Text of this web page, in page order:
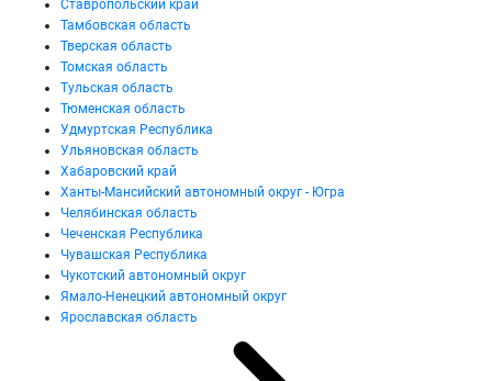
Ставропольский край
Тамбовская область
Тверская область
Томская область
Тульская область
Тюменская область
Удмуртская Республика
Ульяновская область
Хабаровский край
Ханты-Мансийский автономный округ - Югра
Челябинская область
Чеченская Республика
Чувашская Республика
Чукотский автономный округ
Ямало-Ненецкий автономный округ
Ярославская область